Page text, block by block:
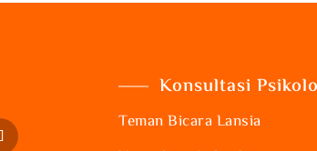
Konsultasi
Teman Bicara Lansia